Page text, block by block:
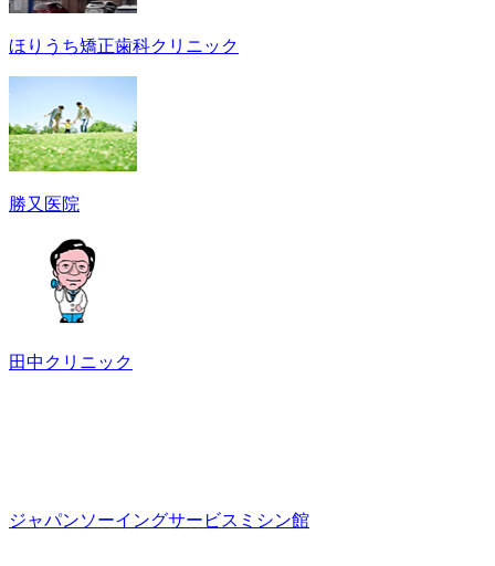
ほりうち矯正歯科クリニック
勝又医院
田中クリニック
ジャパンソーイングサービスミシン館